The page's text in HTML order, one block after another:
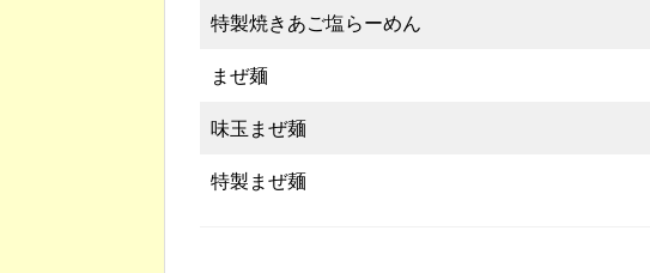
特製焼きあご塩らーめん
まぜ麺
味玉まぜ麺
特製まぜ麺